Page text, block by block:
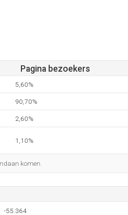
Pagina bezoekers
5,60%
90,70%
2,60%
1,10%
komen.
-55.364